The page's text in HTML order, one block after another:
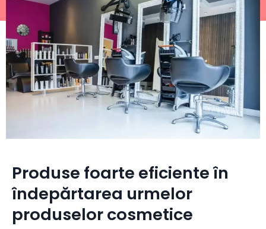
Produse foarte eficiente în
îndepărtarea urmelor
produselor cosmetice